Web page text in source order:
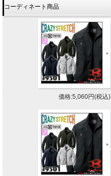
コーディネート商品
価格:5,060円(税込)